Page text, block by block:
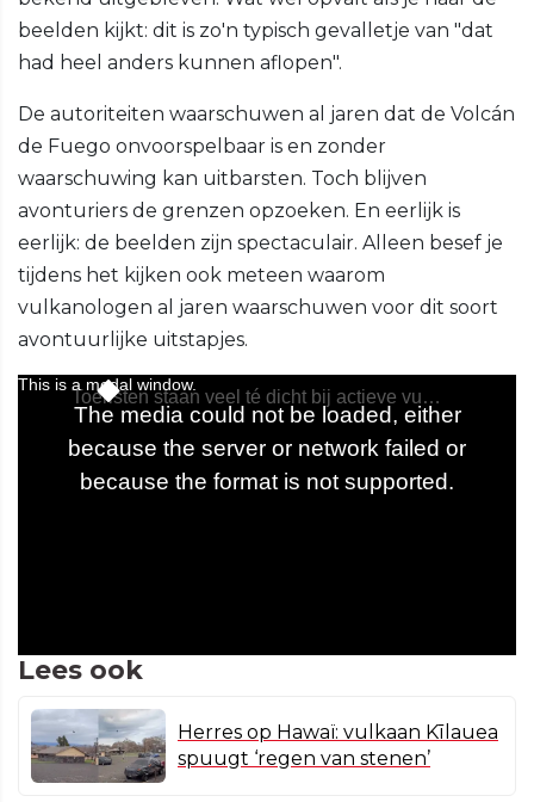
beelden kijkt: dit is zo'n typisch gevalletje van "dat
had heel anders kunnen aflopen".
De autoriteiten waarschuwen al jaren dat de Volcán
de Fuego onvoorspelbaar is en zonder
waarschuwing kan uitbarsten. Toch blijven
avonturiers de grenzen opzoeken. En eerlijk is
eerlijk: de beelden zijn spectaculair. Alleen besef je
tijdens het kijken ook meteen waarom
vulkanologen al jaren waarschuwen voor dit soort
avontuurlijke uitstapjes.
Lees ook
Herres op Hawaï: vulkaan Kīlauea
spuugt ‘regen van stenen’